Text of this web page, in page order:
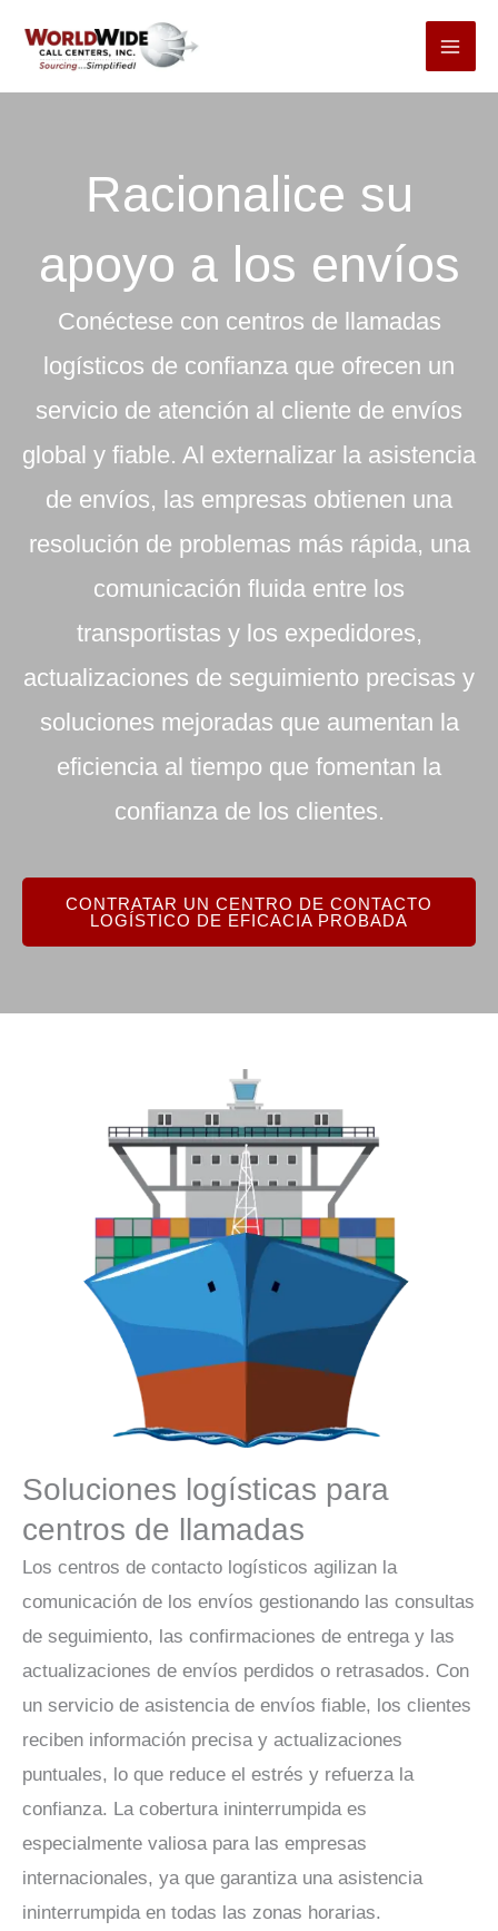
Racionalice su
apoyo a los envíos
Conéctese con centros de llamadas
logísticos de confianza que ofrecen un
servicio de atención al cliente de envíos
global y fiable. Al externalizar la asistencia
de envíos, las empresas obtienen una
resolución de problemas más rápida, una
comunicación fluida entre los
transportistas y los expedidores,
actualizaciones de seguimiento precisas y
soluciones mejoradas que aumentan la
eficiencia al tiempo que fomentan la
confianza de los clientes.
CONTRATAR UN CENTRO DE CONTACTO
LOGÍSTICO DE EFICACIA PROBADA
Soluciones logísticas para
centros de llamadas
Los centros de contacto logísticos agilizan la
comunicación de los envíos gestionando las consultas
de seguimiento, las confirmaciones de entrega y las
actualizaciones de envíos perdidos o retrasados. Con
un servicio de asistencia de envíos fiable, los clientes
reciben información precisa y actualizaciones
puntuales, lo que reduce el estrés y refuerza la
confianza. La cobertura ininterrumpida es
especialmente valiosa para las empresas
internacionales, ya que garantiza una asistencia
ininterrumpida en todas las zonas horarias.